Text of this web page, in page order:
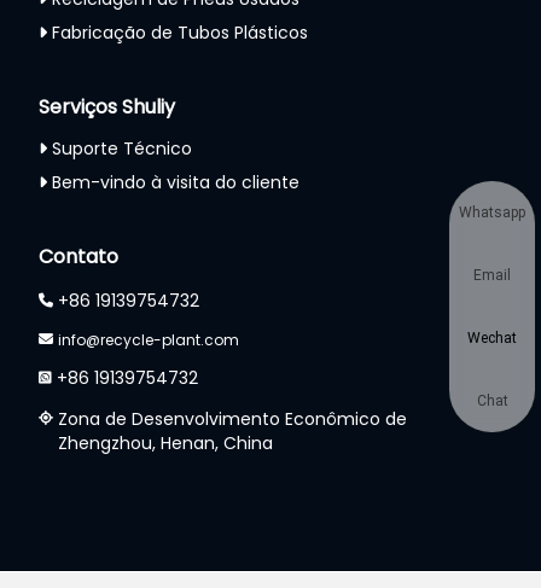
Fabricação de Tubos Plásticos
Serviços Shuliy
Suporte Técnico
Bem-vindo à visita do cliente
Contato
+86 19139754732
info@recycle-plant.com
+86 19139754732
Zona de Desenvolvimento Econômico de
Zhengzhou, Henan, China
Whatsapp
Email
Wechat
Chat